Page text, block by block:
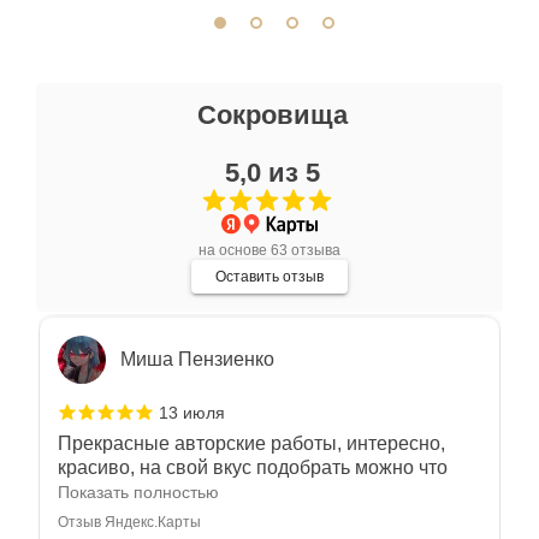
Сокровища
5,0 из 5
на основе 63 отзыва
Оставить отзыв
Очень большой выбор украшений! Каждое -
индивидуально и завораживает своей
красотой! Трудно не купить всё! Спасибо!
Отзыв Яндекс.Карты
Миша Пензиенко
13 июля
Прекрасные авторские работы, интересно,
красиво, на свой вкус подобрать можно что
угодно
Показать полностью
Отзыв Яндекс.Карты